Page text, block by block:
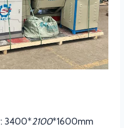
3400*2100*1600mm